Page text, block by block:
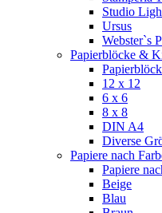
Studio
Ursus
Webster`s
Papierblöcke &
12 x 12
6 x 6
8 x 8
DIN A4
Diverse
Papiere nach
Papiere
Beige
Blau